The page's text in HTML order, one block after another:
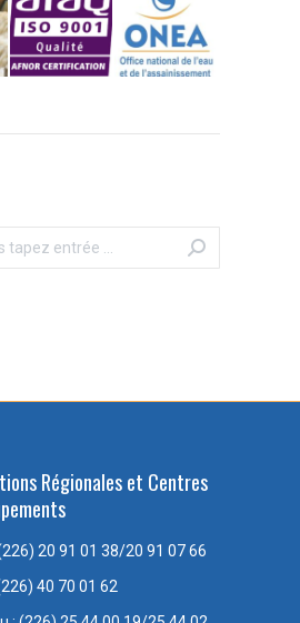
Régionales et Centres
20 91 01 38/20 91 07 66
40 70 01 62